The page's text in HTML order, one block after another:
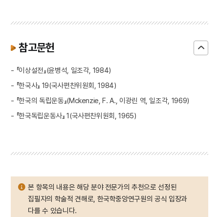
참고문헌
- 『이상설전』(윤병석, 일조각, 1984)
- 『한국사』 19(국사편찬위원회, 1984)
- 『한국의 독립운동』(Mckenzie, F. A., 이광린 역, 일조각, 1969)
- 『한국독립운동사』 1(국사편찬위원회, 1965)
본 항목의 내용은 해당 분야 전문가의 추천으로 선정된
집필자의 학술적 견해로, 한국학중앙연구원의 공식 입장과
다를 수 있습니다.